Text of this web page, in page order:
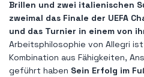
Brillen und zwei italienischen
zweimal das Finale der UEFA
und das Turnier in einem von
Arbeitsphilosophie von Allegri
Kombination aus Fähigkeiten,
geführt haben Sein Erfolg im